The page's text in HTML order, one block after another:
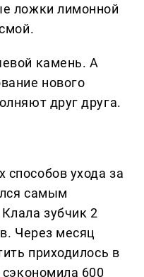
ложки лимонной
камень. А
нового
друг друга.
ухода за
самым
зубчик 2
Через месяц
приходилось в
600